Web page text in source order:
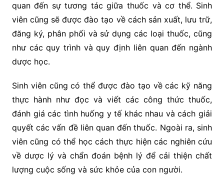
quan đến sự tương tác giữa thuốc và cơ thể. Sinh
viên cũng sẽ được đào tạo về cách sản xuất, lưu trữ,
đăng ký, phân phối và sử dụng các loại thuốc, cũng
như các quy trình và quy định liên quan đến ngành
dược học.
Sinh viên cũng có thể được đào tạo về các kỹ năng
thực hành như đọc và viết các công thức thuốc,
đánh giá các tình huống y tế khác nhau và cách giải
quyết các vấn đề liên quan đến thuốc. Ngoài ra, sinh
viên cũng có thể học cách thực hiện các nghiên cứu
về dược lý và chẩn đoán bệnh lý để cải thiện chất
lượng cuộc sống và sức khỏe của con người.